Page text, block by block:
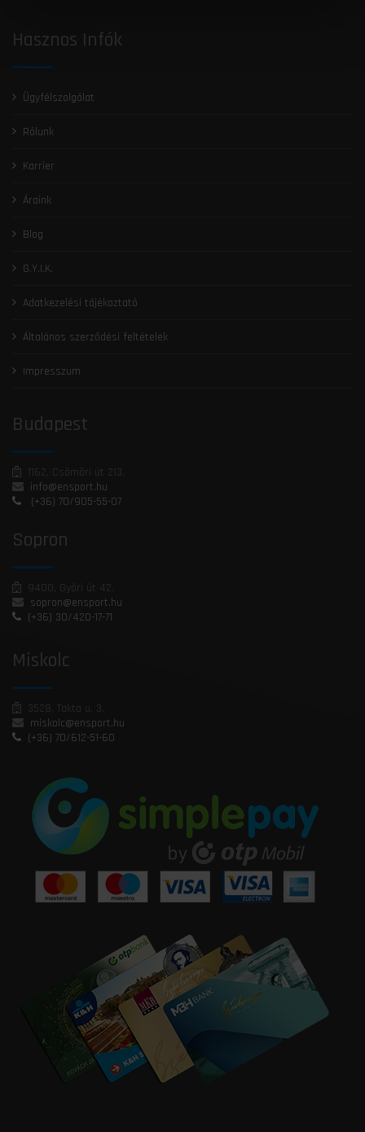
Hasznos Infók
Ügyfélszolgálat
Rólunk
Karrier
Áraink
Blog
G.Y.I.K.
Adatkezelési tájékoztató
Általános szerződési feltételek
Impresszum
Budapest
1162, Csömöri út 213.
info@ensport.hu
(+36) 70/905-55-07
Sopron
9400, Győri út 42.
sopron@ensport.hu
(+36) 30/420-17-71
Miskolc
3528, Takta u. 3.
miskolc@ensport.hu
(+36) 70/612-51-60